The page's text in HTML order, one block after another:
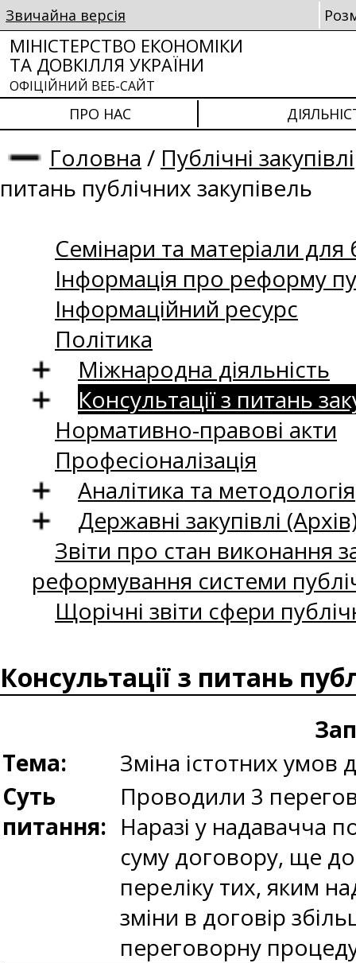
Звичайна версія
МІНІСТЕРСТВО ЕКОНОМІКИ
ТА ДОВКІЛЛЯ УКРАЇНИ
ОФІЦІЙНИЙ ВЕБ-САЙТ
ПРО НАС
Головна / Публічні закупівлі
питань публічних закупівель
Семінари та матеріали для
Інформація про реформу
Інформаційний ресурс
Політика
Міжнародна діяльність
Консультації з питань
Нормативно-правові акти
Професіоналізація
Аналітика та методологія
Державні закупівлі
Звіти про стан виконання
реформування системи
Щорічні звіти сфери
Консультації з питань
Тема:
Зміна істотних умов
Суть
питання:
Проводили 3
Наразі у надавачча
суму договору, ще
переліку тих, яким
зміни в договір
переговорну